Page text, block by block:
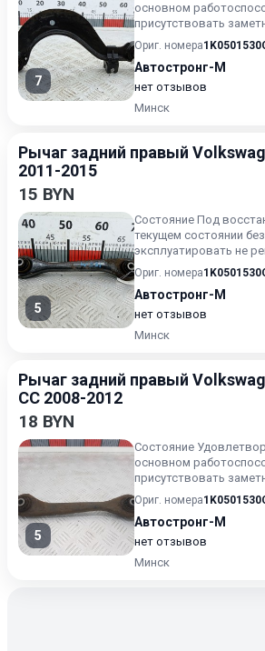
7
основном
присутствовать
эксплуатации,
Ориг. номера
Автостронг-М
нет отзывов
Минск
Рычаг задний правый
2011-2015
15 BYN
5
Состояние Под
текущем состоянии
эксплуатировать не
Имеются заметные
Ориг. номера
Автостронг-М
нет отзывов
Минск
Рычаг задний правый
CC 2008-2012
18 BYN
5
Состояние
основном
присутствовать
эксплуатации,
Ориг. номера
Автостронг-М
нет отзывов
Минск